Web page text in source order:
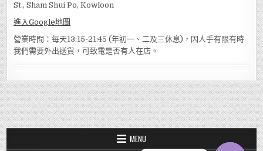
St., Sham Shui Po, Kowloon
進入Google地圖
營業時間：每天13:15-21:45 (年初一、二及三休息)，因人手有限有時
我們需要外出送貨，可致電是否有人在店。
MENU